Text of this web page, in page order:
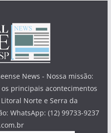
News - Nossa missão:
principais acontecimentos
Norte e Serra da
WhatsApp: (12) 99733-9237